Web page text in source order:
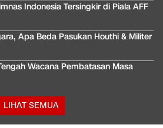
Indonesia Tersingkir di Piala AFF
Apa Beda Pasukan Houthi & Militer
Wacana Pembatasan Masa
LIHAT SEMUA